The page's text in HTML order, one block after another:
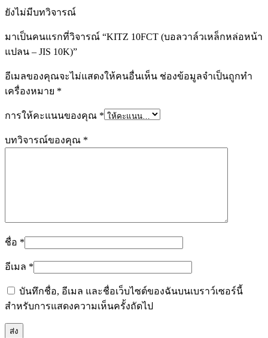
ยังไม่มีบทวิจารณ์
มาเป็นคนแรกที่วิจารณ์ “KITZ 10FCT (บอลวาล์วเหล็กหล่อหน้า
แปลน – JIS 10K)”
อีเมลของคุณจะไม่แสดงให้คนอื่นเห็น ช่องข้อมูลจำเป็นถูกทำ
เครื่องหมาย *
การให้คะแนนของคุณ *
บทวิจารณ์ของคุณ *
ชื่อ *
อีเมล *
บันทึกชื่อ, อีเมล และชื่อเว็บไซต์ของฉันบนเบราว์เซอร์นี้
สำหรับการแสดงความเห็นครั้งถัดไป